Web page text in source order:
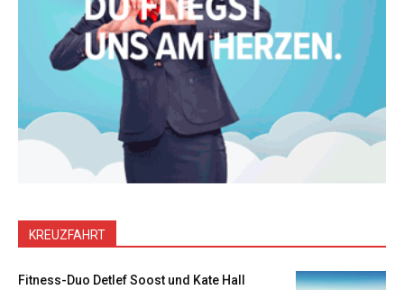
KREUZFAHRT
Fitness-Duo Detlef Soost und Kate Hall